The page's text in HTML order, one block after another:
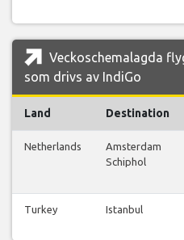
Veckoschemalagda
som drivs av IndiGo
Land Destination
Netherlands
Amsterdam
Schiphol
Turkey Istanbul